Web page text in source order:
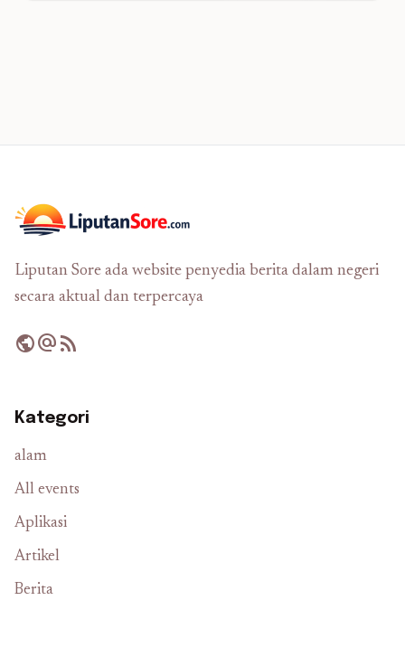
Liputan Sore ada website penyedia berita dalam negeri
secara aktual dan terpercaya
publicalternate_emailrss_feed
Kategori
alam
All events
Aplikasi
Artikel
Berita